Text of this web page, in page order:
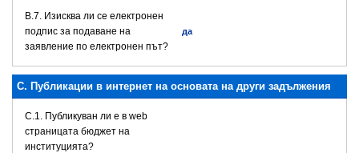
В.7. Изисква ли се електронен
подпис за подаване на
заявление по електронен път?
да
C. Публикации в интернет на основата на други задължения
C.1. Публикуван ли е в web
страницата бюджет на
институцията?